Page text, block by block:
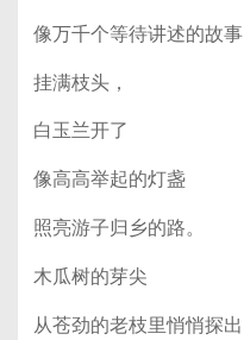
像万千个等待讲述的故事
挂满枝头，
白玉兰开了
像高高举起的灯盏
照亮游子归乡的路。
木瓜树的芽尖
从苍劲的老枝里悄悄探出